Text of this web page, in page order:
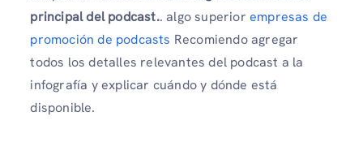
principal del podcast.. algo superior empresas de
promoción de podcasts Recomiendo agregar
todos los detalles relevantes del podcast a la
infografía y explicar cuándo y dónde está
disponible.